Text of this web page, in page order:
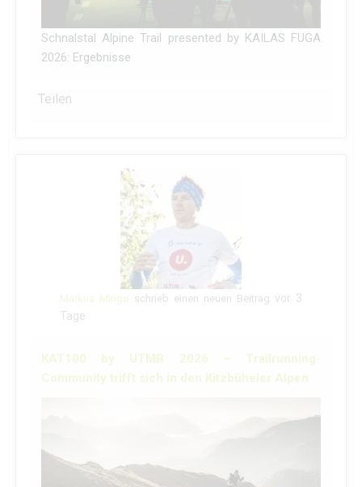
Schnalstal Alpine Trail presented by KAILAS FUGA
2026: Ergebnisse
Teilen
Markus Mingo schrieb einen neuen Beitrag vor 3
Tage
KAT100 by UTMB 2026 – Trailrunning-
Community trifft sich in den Kitzbüheler Alpen